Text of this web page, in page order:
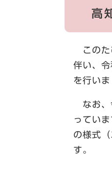
高
このた
伴い、
を行いま
なお、
ってい
の様式
す。